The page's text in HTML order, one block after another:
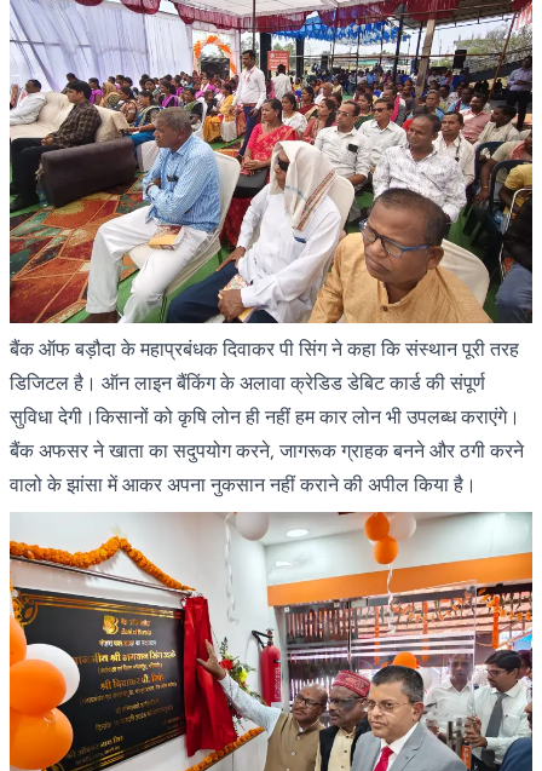
बैंक ऑफ बड़ौदा के महाप्रबंधक दिवाकर पी सिंग ने कहा कि संस्थान पूरी तरह
डिजिटल है। ऑन लाइन बैंकिंग के अलावा क्रेडिड डेबिट कार्ड की संपूर्ण
सुविधा देगी।किसानों को कृषि लोन ही नहीं हम कार लोन भी उपलब्ध कराएंगे।
बैंक अफसर ने खाता का सदुपयोग करने, जागरूक ग्राहक बनने और ठगी करने
वालो के झांसा में आकर अपना नुकसान नहीं कराने की अपील किया है।